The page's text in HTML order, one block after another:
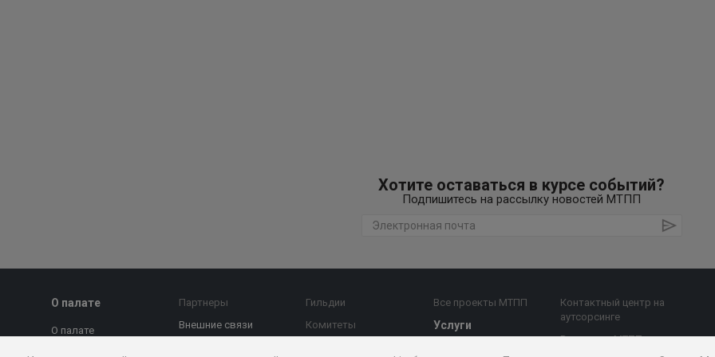
Хотите оставаться в курсе событий?
Подпишитесь на рассылку новостей МТПП
О палате
О палате
Партнеры
Внешние связи
Гильдии
Комитеты
Все проекты МТПП
Услуги
Контактный центр на
аутсорсинге
Все услуги МТПП